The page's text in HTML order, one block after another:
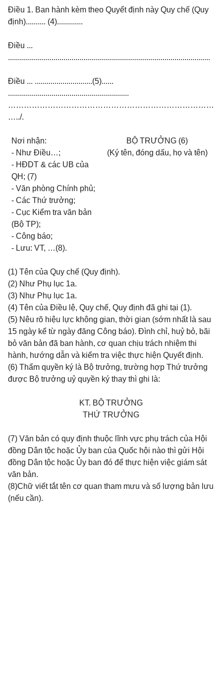
Điều 1. Ban hành kèm theo Quyết định này Quy chế (Quy
định).......... (4).............
Điều ...
......................................................................................................
Điều ... .............................(5)......
.............................................................
……………………………………………………………………
…../.
Nơi nhận:
- Như Điều…;
- HĐDT & các UB của
QH; (7)
- Văn phòng Chính phủ;
- Các Thứ trưởng;
- Cục Kiểm tra văn bản
(Bộ TP);
- Công báo;
- Lưu: VT, …(8).
BỘ TRƯỞNG (6)
(Ký tên, đóng dấu, họ và tên)
(1) Tên của Quy chế (Quy định).
(2) Như Phụ lục 1a.
(3) Như Phụ lục 1a.
(4) Tên của Điều lệ, Quy chế, Quy định đã ghi tại (1).
(5) Nêu rõ hiệu lực không gian, thời gian (sớm nhất là sau
15 ngày kể từ ngày đăng Công báo). Đình chỉ, huỷ bỏ, bãi
bỏ văn bản đã ban hành, cơ quan chịu trách nhiệm thi
hành, hướng dẫn và kiểm tra việc thực hiện Quyết định.
(6) Thẩm quyền ký là Bộ trưởng, trường hợp Thứ trưởng
được Bộ trưởng uỷ quyền ký thay thì ghi là:
KT. BỘ TRƯỞNG
THỨ TRƯỞNG
(7) Văn bản có quy định thuộc lĩnh vực phụ trách của Hội
đồng Dân tộc hoặc Ủy ban của Quốc hội nào thì gửi Hội
đồng Dân tộc hoặc Ủy ban đó để thực hiện việc giám sát
văn bản.
(8)Chữ viết tắt tên cơ quan tham mưu và số lượng bản lưu
(nếu cần).